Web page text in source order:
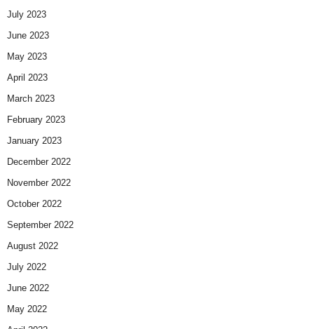
July 2023
June 2023
May 2023
April 2023
March 2023
February 2023
January 2023
December 2022
November 2022
October 2022
September 2022
August 2022
July 2022
June 2022
May 2022